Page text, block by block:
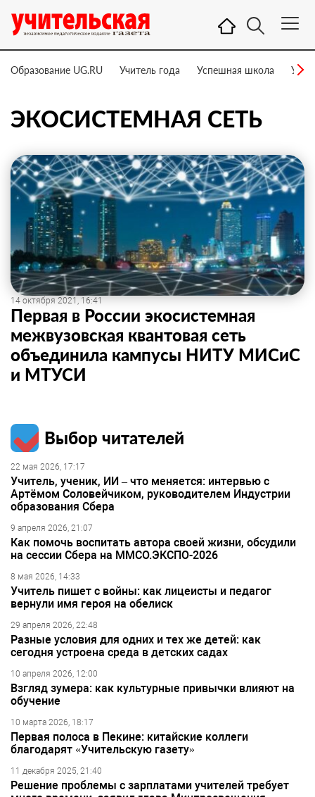
Образование UG.RU Учитель года Успешная школа
ЭКОСИСТЕМНАЯ СЕТЬ
14 октября 2021, 16:41
Первая в России экосистемная
межвузовская квантовая сеть
объединила кампусы НИТУ МИСиС
и МТУСИ
Выбор читателей
22 мая 2026, 17:17
Учитель, ученик, ИИ – что меняется: интервью с
Артёмом Соловейчиком, руководителем Индустрии
образования Сбера
9 апреля 2026, 21:07
Как помочь воспитать автора своей жизни, обсудили
на сессии Сбера на ММСО.ЭКСПО-2026
8 мая 2026, 14:33
Учитель пишет с войны: как лицеисты и педагог
вернули имя героя на обелиск
29 апреля 2026, 22:48
Разные условия для одних и тех же детей: как
сегодня устроена среда в детских садах
10 апреля 2026, 12:00
Взгляд зумера: как культурные привычки влияют на
обучение
10 марта 2026, 18:17
Первая полоса в Пекине: китайские коллеги
благодарят «Учительскую газету»
11 декабря 2025, 21:40
Решение проблемы с зарплатами учителей требует